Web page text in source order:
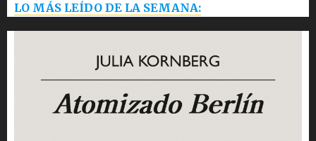
LO MÁS LEÍDO DE LA SEMANA: